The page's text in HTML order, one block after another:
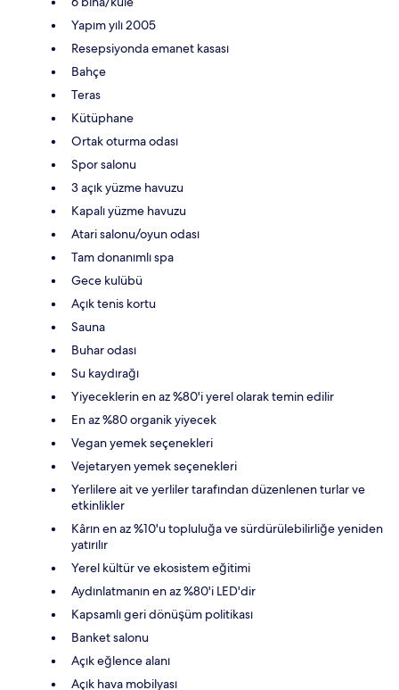
Yapım yılı 2005
Resepsiyonda emanet kasası
Bahçe
Teras
Kütüphane
Ortak oturma odası
Spor salonu
3 açık yüzme havuzu
Kapalı yüzme havuzu
Atari salonu/oyun odası
Tam donanımlı spa
Gece kulübü
Açık tenis kortu
Sauna
Buhar odası
Su kaydırağı
Yiyeceklerin en az %80'i yerel olarak temin edilir
En az %80 organik yiyecek
Vegan yemek seçenekleri
Vejetaryen yemek seçenekleri
Yerlilere ait ve yerliler tarafından düzenlenen turlar ve
etkinlikler
Kârın en az %10'u topluluğa ve sürdürülebilirliğe yeniden
yatırılır
Yerel kültür ve ekosistem eğitimi
Aydınlatmanın en az %80'i LED'dir
Kapsamlı geri dönüşüm politikası
Banket salonu
Açık eğlence alanı
Açık hava mobilyası